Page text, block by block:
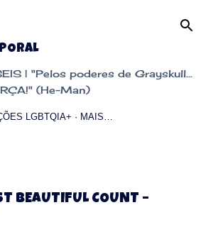
| "Pelos poderes de Grayskull...
(He-Man)
LGBTQIA+ MAIS…
BEAUTIFUL COUNT –